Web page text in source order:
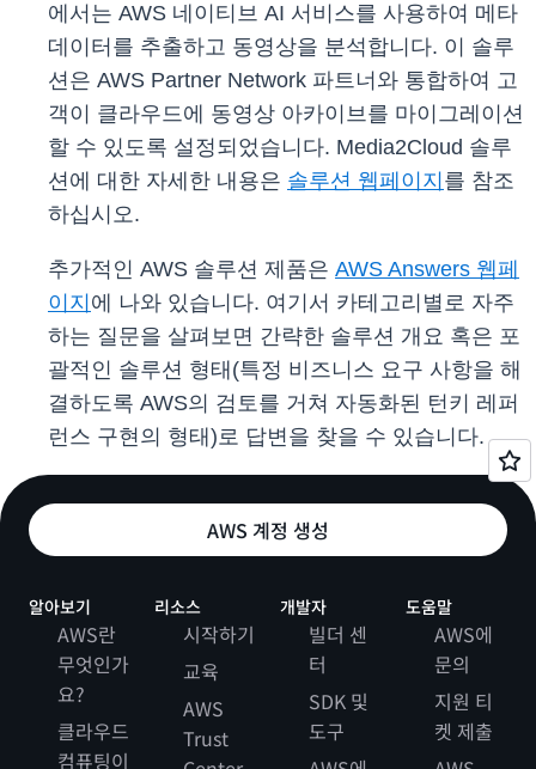
에서는 AWS 네이티브 AI 서비스를 사용하여 메타
데이터를 추출하고 동영상을 분석합니다. 이 솔루
션은 AWS Partner Network 파트너와 통합하여 고
객이 클라우드에 동영상 아카이브를 마이그레이션
할 수 있도록 설정되었습니다. Media2Cloud 솔루
션에 대한 자세한 내용은 솔루션 웹페이지 를 참조
하십시오.
추가적인 AWS 솔루션 제품은 AWS Answers 웹페
이지 에 나와 있습니다. 여기서 카테고리별로 자주
하는 질문을 살펴보면 간략한 솔루션 개요 혹은 포
괄적인 솔루션 형태(특정 비즈니스 요구 사항을 해
결하도록 AWS의 검토를 거쳐 자동화된 턴키 레퍼
런스 구현의 형태)로 답변을 찾을 수 있습니다.
AWS 계정 생성
알아보기
AWS란
무엇인가
요?
클라우드
컴퓨팅이
리소스
시작하기
교육
AWS
Trust
개발자
빌더 센
터
SDK 및
도구
도움말
AWS에
문의
지원 티
켓 제출